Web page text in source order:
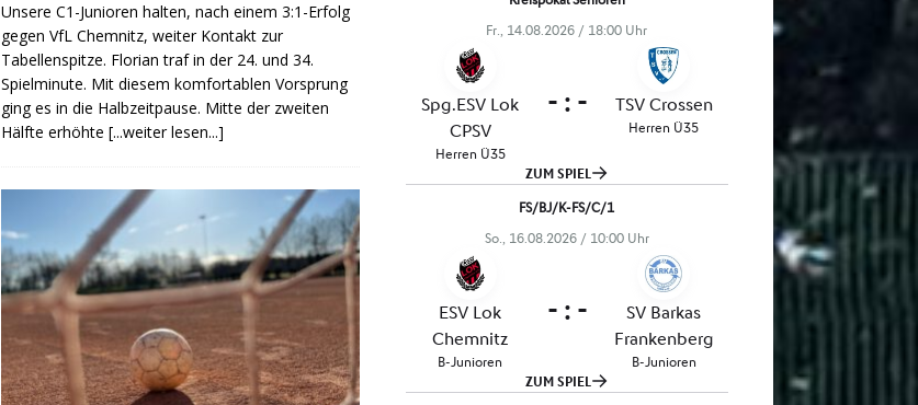
Unsere C1-Junioren halten, nach einem 3:1-Erfolg
gegen VfL Chemnitz, weiter Kontakt zur
Tabellenspitze. Florian traf in der 24. und 34.
Spielminute. Mit diesem komfortablen Vorsprung
ging es in die Halbzeitpause. Mitte der zweiten
Hälfte erhöhte [...weiter lesen...]